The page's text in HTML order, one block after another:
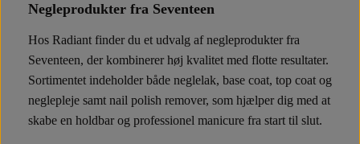
Negleprodukter fra Seventeen
Hos Radiant finder du et udvalg af negleprodukter fra
Seventeen, der kombinerer høj kvalitet med flotte resultater.
Sortimentet indeholder både neglelak, base coat, top coat og
neglepleje samt nail polish remover, som hjælper dig med at
skabe en holdbar og professionel manicure fra start til slut.